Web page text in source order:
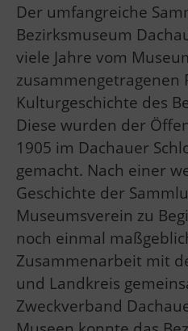
Der umfangreiche
Bezirksmuseum
viele Jahre vom
zusammengetragenen
Kulturgeschichte des
Diese wurden der
1905 im Dachauer
gemacht. Nach einer
Geschichte der
Museumsverein zu
noch einmal
Zusammenarbeit mit
und Landkreis
Zweckverband